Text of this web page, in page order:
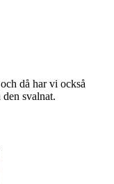
då har vi också
svalnat.